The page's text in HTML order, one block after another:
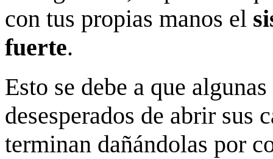
con tus propias manos el
fuerte.
Esto se debe a que
desesperados de abrir sus
terminan dañándolas por